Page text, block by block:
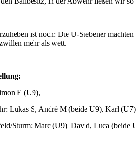
ist noch: Die U-Siebener
mehr als wett.
E (U9),
Lukas S, Andrè M (beide U9), Karl
Sturm: Marc (U9), David, Luca (beide